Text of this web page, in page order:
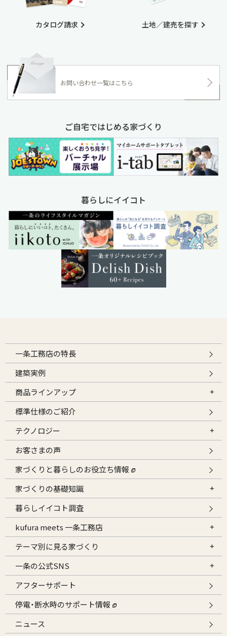
カタログ請求 土地／建売を探す
お問い合わせ一覧はこちら
ご自宅ではじめる家づくり
暮らしにイイコト
一条工務店の特長
建築実例
商品ラインアップ
標準仕様のご紹介
テクノロジー
お客さまの声
家づくりと暮らしのお役立ち情報
家づくりの基礎知識
暮らしイイコト調査
kufura meets 一条工務店
テーマ別に見る家づくり
一条の公式SNS
アフターサポート
停電・断水時のサポート情報
ニュース